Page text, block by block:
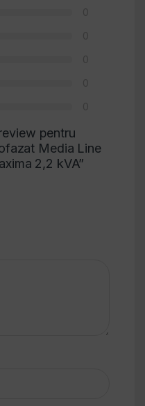
pentru
Media Line
2,2 kVA”